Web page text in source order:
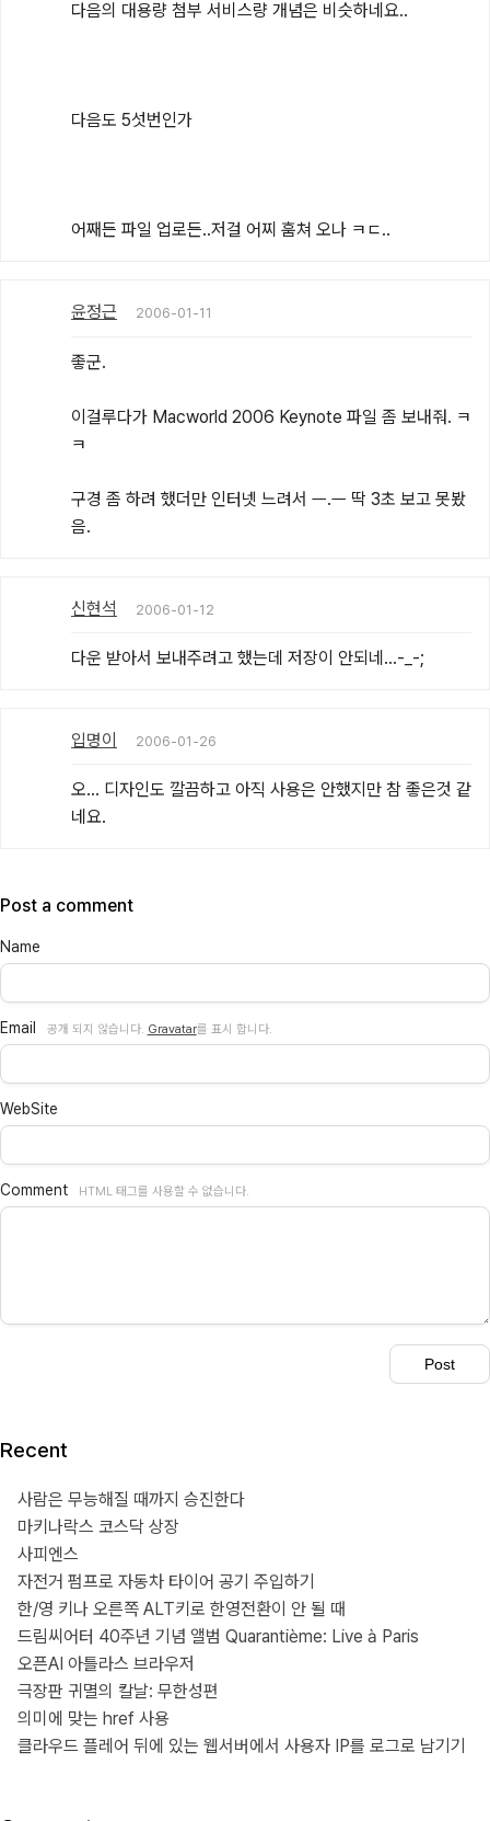
다음의 대용량 첨부 서비스량 개념은 비슷하네요..
다음도 5섯번인가
어째든 파일 업로든..저걸 어찌 훔쳐 오나 ㅋㄷ..
윤정근 2006-01-11
좋군.
이걸루다가 Macworld 2006 Keynote 파일 좀 보내줘. ㅋ
ㅋ
구경 좀 하려 했더만 인터넷 느려서 ㅡ.ㅡ 딱 3초 보고 못봤
음.
신현석 2006-01-12
다운 받아서 보내주려고 했는데 저장이 안되네...-_-;
입명이 2006-01-26
오... 디자인도 깔끔하고 아직 사용은 안했지만 참 좋은것 같
네요.
Post a comment
Name
Email 공개 되지 않습니다. Gravatar를 표시 합니다.
WebSite
Comment HTML 태그를 사용할 수 없습니다.
Recent
사람은 무능해질 때까지 승진한다
마키나락스 코스닥 상장
사피엔스
자전거 펌프로 자동차 타이어 공기 주입하기
한/영 키나 오른쪽 ALT키로 한영전환이 안 될 때
드림씨어터 40주년 기념 앨범 Quarantième: Live à Paris
오픈AI 아틀라스 브라우저
극장판 귀멸의 칼날: 무한성편
의미에 맞는 href 사용
클라우드 플레어 뒤에 있는 웹서버에서 사용자 IP를 로그로 남기기